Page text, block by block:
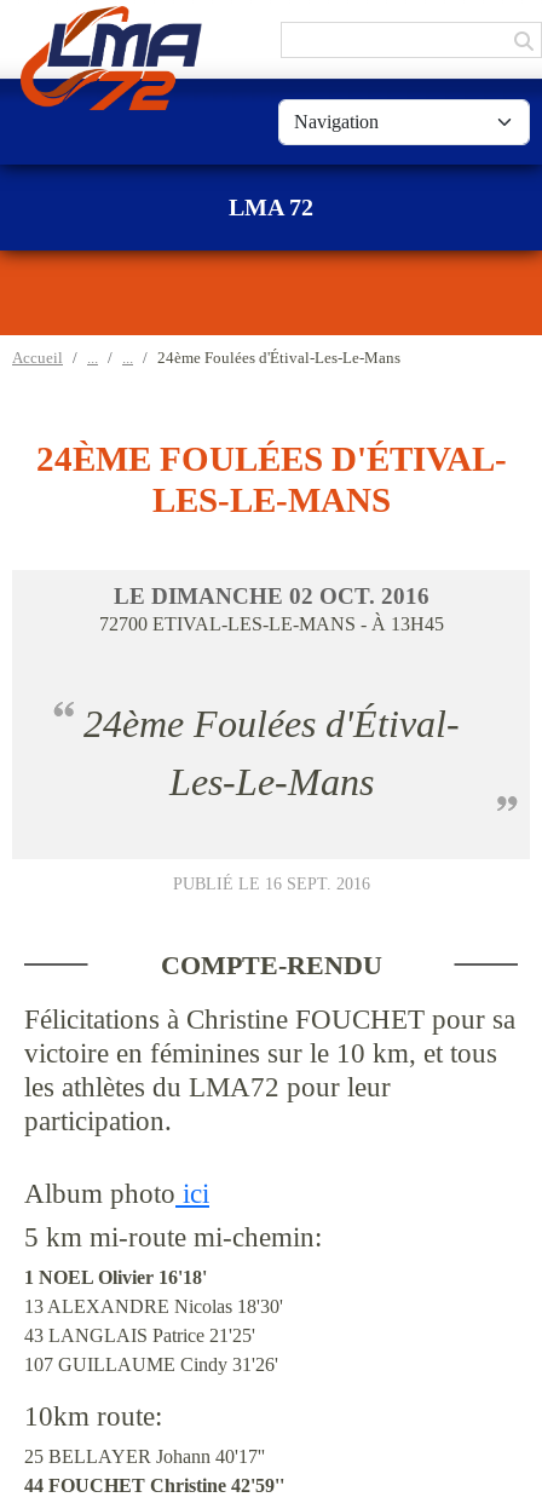
LMA 72
Accueil 24ème Foulées d'Étival-Les-Le-Mans
24ÈME FOULÉES D'ÉTIVAL-
LES-LE-MANS
LE DIMANCHE 02 OCT. 2016
72700 ETIVAL-LES-LE-MANS - À 13H45
24ème Foulées d'Étival-
Les-Le-Mans
PUBLIÉ LE 16 SEPT. 2016
COMPTE-RENDU
Félicitations à Christine FOUCHET pour sa
victoire en féminines sur le 10 km, et tous
les athlètes du LMA72 pour leur
participation.
Album photo ici
5 km mi-route mi-chemin:
1 NOEL Olivier 16'18'
13 ALEXANDRE Nicolas 18'30'
43 LANGLAIS Patrice 21'25'
107 GUILLAUME Cindy 31'26'
10km route:
25 BELLAYER Johann 40'17''
44 FOUCHET Christine 42'59''
Panneau de gestion des cookies